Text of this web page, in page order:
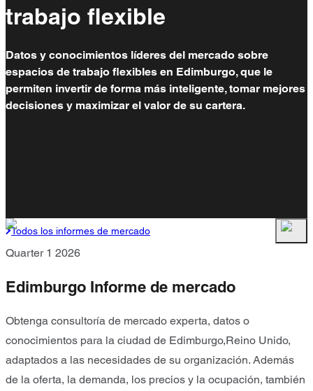
trabajo flexible
Datos y conocimientos líderes del mercado sobre
espacios de trabajo flexibles en Edimburgo, que le
permiten invertir de forma más inteligente, tomar mejores
decisiones y maximizar el valor de su cartera.
Todos los informes de mercado
Quarter 1 2026
Edimburgo Informe de mercado
Obtenga consultoría de mercado experta, datos o
conocimientos para la ciudad de Edimburgo,Reino Unido,
adaptados a las necesidades de su organización. Además
de la oferta, la demanda, los precios y la ocupación, también